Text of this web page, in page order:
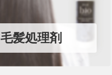
毛髪処理剤